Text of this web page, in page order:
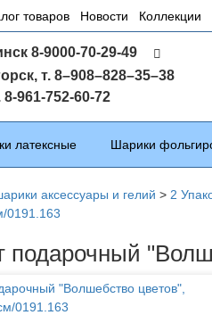
товаров Новости Коллекции
8-9000-70-29-49
т. 8–908–828–35–38
8-961-752-60-72
латексные Шарики
аксессуары и гелий > 2
0191.163
подарочный